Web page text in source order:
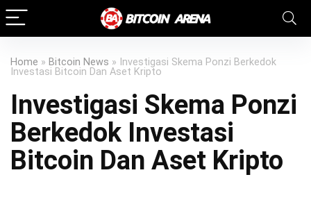
Home » Bitcoin News » Investigasi Skema Ponzi Berkedok
Investasi Bitcoin Dan Aset Kripto
Investigasi Skema Ponzi
Berkedok Investasi
Bitcoin Dan Aset Kripto